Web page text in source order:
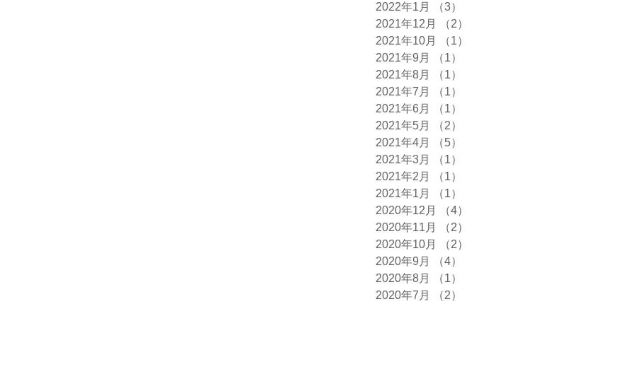
2022年1月
（3）
2021年12月
（2）
2021年10月
（1）
2021年9月
（1）
2021年8月
（1）
2021年7月
（1）
2021年6月
（1）
2021年5月
（2）
2021年4月
（5）
2021年3月
（1）
2021年2月
（1）
2021年1月
（1）
2020年12月
（4）
2020年11月
（2）
2020年10月
（2）
2020年9月
（4）
2020年8月
（1）
2020年7月
（2）